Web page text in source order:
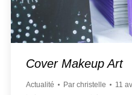
Cover Makeup Art
Actualité Par christelle
11